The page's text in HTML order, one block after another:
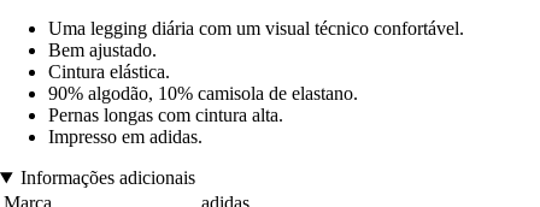
Uma legging diária com um visual técnico confortável.
Bem ajustado.
Cintura elástica.
90% algodão, 10% camisola de elastano.
Pernas longas com cintura alta.
Impresso em adidas.
Informações adicionais